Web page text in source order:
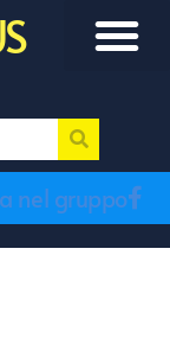
nel gruppo